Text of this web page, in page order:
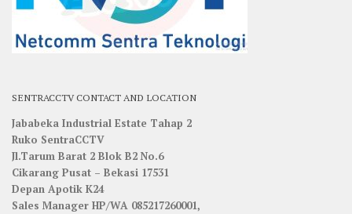
SENTRACCTV CONTACT AND LOCATION
Jababeka Industrial Estate Tahap 2
Ruko SentraCCTV
Jl.Tarum Barat 2 Blok B2 No.6
Cikarang Pusat – Bekasi 17531
Depan Apotik K24
Sales Manager HP/WA 085217260001,